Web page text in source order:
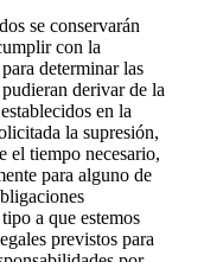
se conservarán
con la
determinar las
derivar de la
en la
la supresión,
el tiempo necesario,
para alguno de
a que estemos
previstos para